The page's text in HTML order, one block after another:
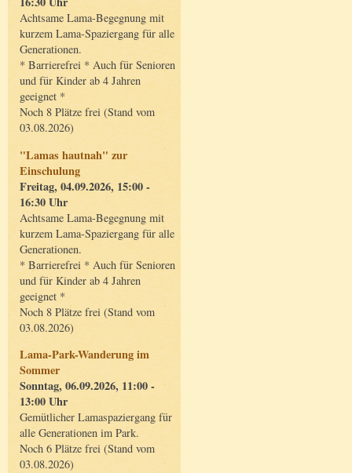
Achtsame Lama-Begegnung mit
kurzem Lama-Spaziergang für alle
Generationen.
* Barrierefrei * Auch für Senioren
und für Kinder ab 4 Jahren
geeignet *
Noch 8 Plätze frei (Stand vom
03.08.2026)
"Lamas hautnah" zur
Einschulung
Freitag, 04.09.2026, 15:00 -
16:30 Uhr
Achtsame Lama-Begegnung mit
kurzem Lama-Spaziergang für alle
Generationen.
* Barrierefrei * Auch für Senioren
und für Kinder ab 4 Jahren
geeignet *
Noch 8 Plätze frei (Stand vom
03.08.2026)
Lama-Park-Wanderung im
Sommer
Sonntag, 06.09.2026, 11:00 -
13:00 Uhr
Gemütlicher Lamaspaziergang für
alle Generationen im Park.
Noch 6 Plätze frei (Stand vom
03.08.2026)